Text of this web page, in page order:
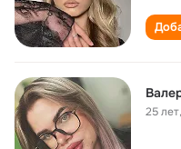
25 лет,